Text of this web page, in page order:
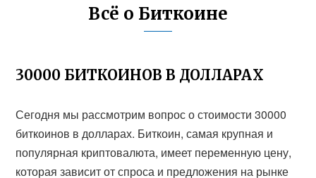
Всё о Биткоине
30000 БИТКОИНОВ В ДОЛЛАРАХ
Сегодня мы рассмотрим вопрос о стоимости 30000
биткоинов в долларах. Биткоин, самая крупная и
популярная криптовалюта, имеет переменную цену,
которая зависит от спроса и предложения на рынке